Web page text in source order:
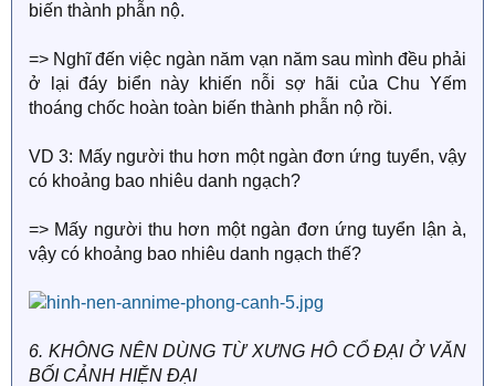
biến thành phẫn nộ.
=> Nghĩ đến việc ngàn năm vạn năm sau mình đều phải
ở lại đáy biển này khiến nỗi sợ hãi của Chu Yếm
thoáng chốc hoàn toàn biến thành phẫn nộ rồi.
VD 3: Mấy người thu hơn một ngàn đơn ứng tuyển, vậy
có khoảng bao nhiêu danh ngạch?
=> Mấy người thu hơn một ngàn đơn ứng tuyển lận à,
vậy có khoảng bao nhiêu danh ngạch thế?
6. KHÔNG NÊN DÙNG TỪ XƯNG HÔ CỔ ĐẠI Ở VĂN
BỐI CẢNH HIỆN ĐẠI